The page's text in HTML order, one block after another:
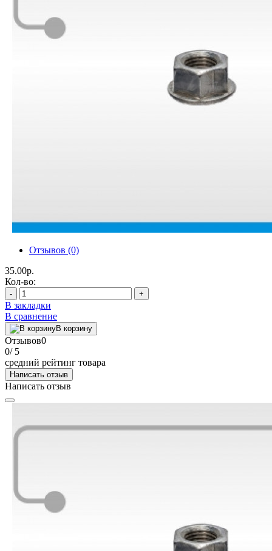
Отзывов (0)
35.00р.
Кол-во:
- +
В закладки
В сравнение
В корзину
Отзывов0
0/ 5
средний рейтинг товара
Написать отзыв
Написать отзыв